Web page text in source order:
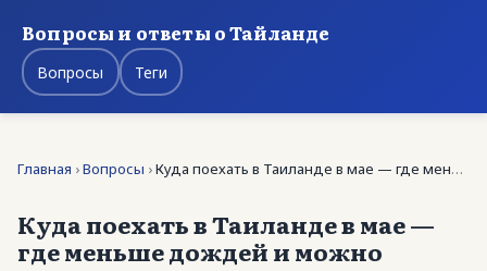
Вопросы и ответы о Тайланде
Вопросы Теги
Главная ›Вопросы ›Куда поехать в Таиланде в мае — где меньше дождей …
Куда поехать в Таиланде в мае —
где меньше дождей и можно